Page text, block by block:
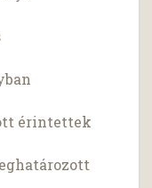
érintettek